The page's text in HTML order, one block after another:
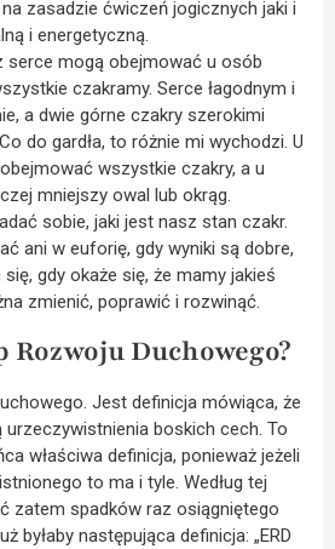
zasadzie ćwiczeń jogicznych jaki i
i energetyczną.
serce mogą obejmować u osób
czakramy. Serce łagodnym i
a dwie górne czakry szerokimi
do gardła, to różnie mi wychodzi. U
wszystkie czakry, a u
mniejszy owal lub okrąg.
sobie, jaki jest nasz stan czakr.
ani w euforię, gdy wyniki są dobre,
gdy okaże się, że mamy jakieś
zmienić, poprawić i rozwinąć.
Rozwoju Duchowego?
Jest definicja mówiąca, że
urzeczywistnienia boskich cech. To
właściwa definicja, ponieważ jeżeli
to ma i tyle. Według tej
zatem spadków raz osiągniętego
byłaby następująca definicja: „ERD